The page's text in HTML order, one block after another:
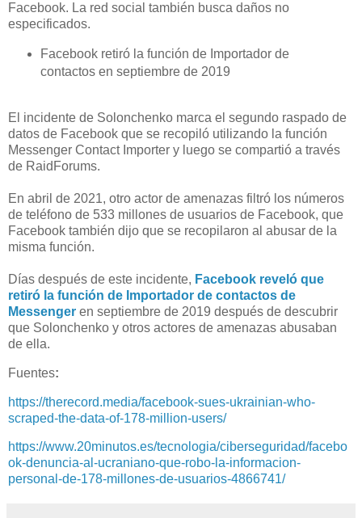
Facebook. La red social también busca daños no
especificados.
Facebook retiró la función de Importador de
contactos en septiembre de 2019
El incidente de Solonchenko marca el segundo raspado de
datos de Facebook que se recopiló utilizando la función
Messenger Contact Importer y luego se compartió a través
de RaidForums.
En abril de 2021, otro actor de amenazas filtró los números
de teléfono de 533 millones de usuarios de Facebook, que
Facebook también dijo que se recopilaron al abusar de la
misma función.
Días después de este incidente, Facebook reveló que
retiró la función de Importador de contactos de
Messenger en septiembre de 2019 después de descubrir
que Solonchenko y otros actores de amenazas abusaban
de ella.
Fuentes:
https://therecord.media/facebook-sues-ukrainian-who-
scraped-the-data-of-178-million-users/
https://www.20minutos.es/tecnologia/ciberseguridad/facebo
ok-denuncia-al-ucraniano-que-robo-la-informacion-
personal-de-178-millones-de-usuarios-4866741/